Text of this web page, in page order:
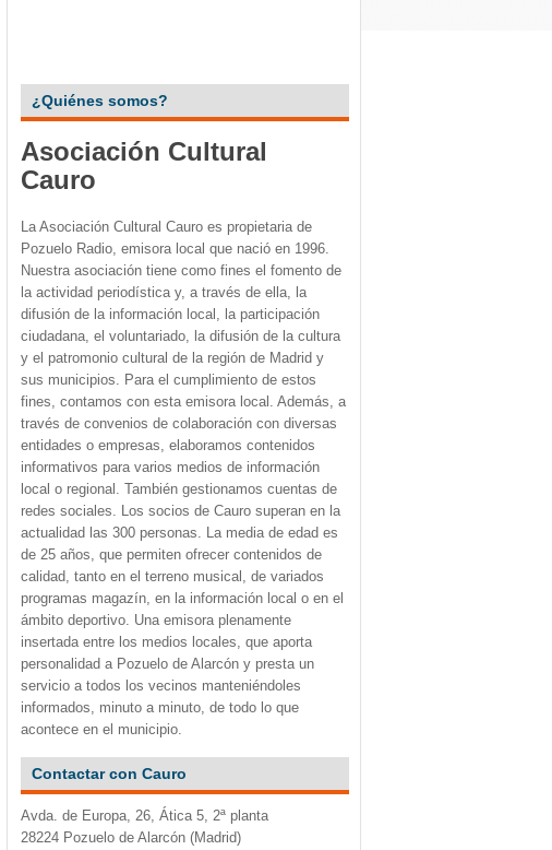
¿Quiénes somos?
Asociación Cultural
Cauro
La Asociación Cultural Cauro es propietaria de
Pozuelo Radio, emisora local que nació en 1996.
Nuestra asociación tiene como fines el fomento de
la actividad periodística y, a través de ella, la
difusión de la información local, la participación
ciudadana, el voluntariado, la difusión de la cultura
y el patromonio cultural de la región de Madrid y
sus municipios. Para el cumplimiento de estos
fines, contamos con esta emisora local. Además, a
través de convenios de colaboración con diversas
entidades o empresas, elaboramos contenidos
informativos para varios medios de información
local o regional. También gestionamos cuentas de
redes sociales. Los socios de Cauro superan en la
actualidad las 300 personas. La media de edad es
de 25 años, que permiten ofrecer contenidos de
calidad, tanto en el terreno musical, de variados
programas magazín, en la información local o en el
ámbito deportivo. Una emisora plenamente
insertada entre los medios locales, que aporta
personalidad a Pozuelo de Alarcón y presta un
servicio a todos los vecinos manteniéndoles
informados, minuto a minuto, de todo lo que
acontece en el municipio.
Contactar con Cauro
Avda. de Europa, 26, Ática 5, 2ª planta
28224 Pozuelo de Alarcón (Madrid)